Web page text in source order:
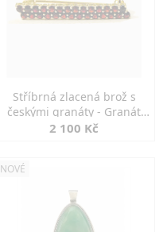
Stříbrná zlacená brož s
českými granáty - Granát
Turnov
2 100 Kč
NOVÉ